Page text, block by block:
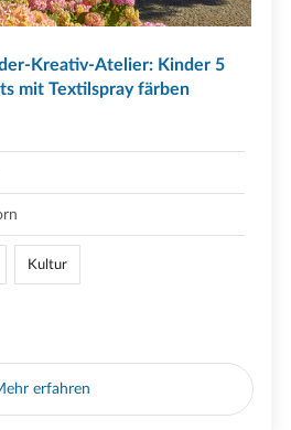
Kreativ-Atelier: Kinder 5
mit Textilspray färben
Kultur
erfahren